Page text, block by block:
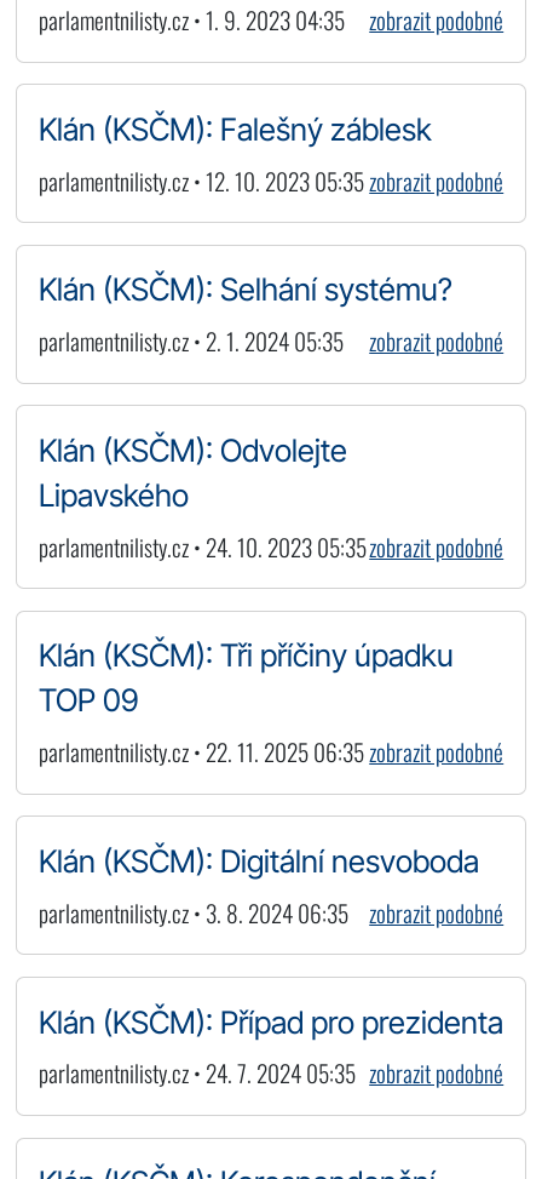
parlamentnilisty.cz • 1. 9. 2023 04:35 zobrazit podobné
Klán (KSČM): Falešný záblesk
parlamentnilisty.cz • 12. 10. 2023 05:35zobrazit podobné
Klán (KSČM): Selhání systému?
parlamentnilisty.cz • 2. 1. 2024 05:35 zobrazit podobné
Klán (KSČM): Odvolejte
Lipavského
parlamentnilisty.cz • 24. 10. 2023 05:35zobrazit podobné
Klán (KSČM): Tři příčiny úpadku
TOP 09
parlamentnilisty.cz • 22. 11. 2025 06:35zobrazit podobné
Klán (KSČM): Digitální nesvoboda
parlamentnilisty.cz • 3. 8. 2024 06:35 zobrazit podobné
Klán (KSČM): Případ pro prezidenta
parlamentnilisty.cz • 24. 7. 2024 05:35 zobrazit podobné